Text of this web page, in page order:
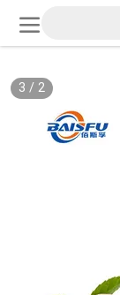
2
/
3